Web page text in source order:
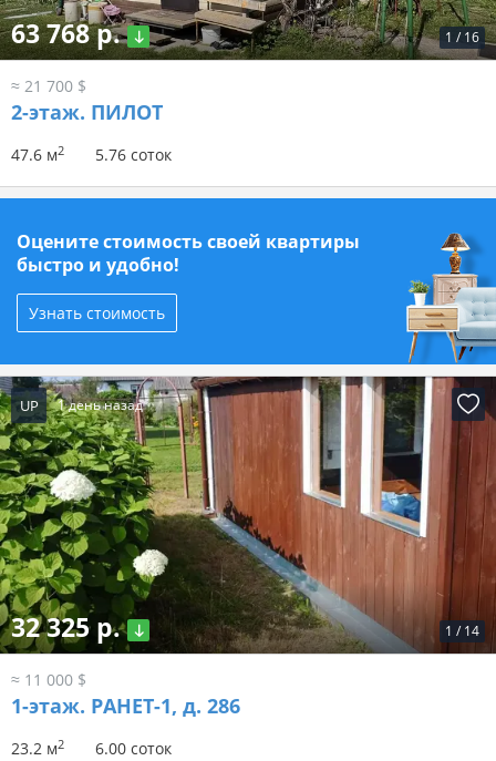
1 / 16
63 768 р.
≈ 21 700 $
2-этаж. ПИЛОТ
47.6 м2 5.76 соток
Оцените стоимость своей квартиры
быстро и удобно!
Узнать стоимость
UP 1 день назад
1 / 14
32 325 р.
≈ 11 000 $
1-этаж. РАНЕТ-1, д. 286
23.2 м2 6.00 соток